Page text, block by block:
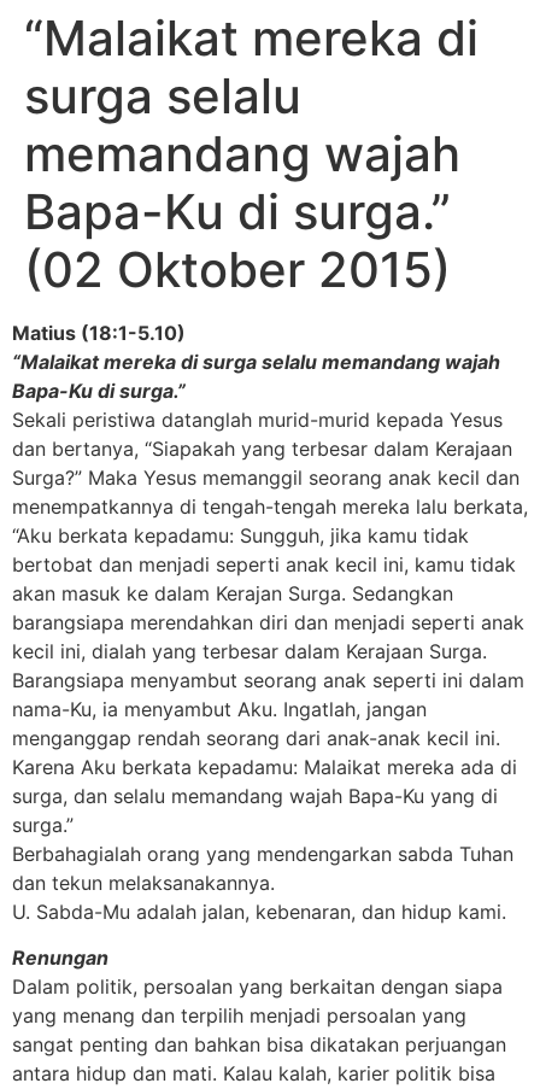
“Malaikat mereka di
surga selalu
memandang wajah
Bapa-Ku di surga.”
(02 Oktober 2015)
Matius (18:1-5.10)
“Malaikat mereka di surga selalu memandang wajah
Bapa-Ku di surga.”
Sekali peristiwa datanglah murid-murid kepada Yesus
dan bertanya, “Siapakah yang terbesar dalam Kerajaan
Surga?” Maka Yesus memanggil seorang anak kecil dan
menempatkannya di tengah-tengah mereka lalu berkata,
“Aku berkata kepadamu: Sungguh, jika kamu tidak
bertobat dan menjadi seperti anak kecil ini, kamu tidak
akan masuk ke dalam Kerajan Surga. Sedangkan
barangsiapa merendahkan diri dan menjadi seperti anak
kecil ini, dialah yang terbesar dalam Kerajaan Surga.
Barangsiapa menyambut seorang anak seperti ini dalam
nama-Ku, ia menyambut Aku. Ingatlah, jangan
menganggap rendah seorang dari anak-anak kecil ini.
Karena Aku berkata kepadamu: Malaikat mereka ada di
surga, dan selalu memandang wajah Bapa-Ku yang di
surga.”
Berbahagialah orang yang mendengarkan sabda Tuhan
dan tekun melaksanakannya.
U. Sabda-Mu adalah jalan, kebenaran, dan hidup kami.
Renungan
Dalam politik, persoalan yang berkaitan dengan siapa
yang menang dan terpilih menjadi persoalan yang
sangat penting dan bahkan bisa dikatakan perjuangan
antara hidup dan mati. Kalau kalah, karier politik bisa